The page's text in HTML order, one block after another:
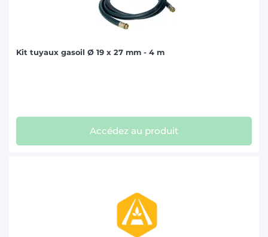
Kit tuyaux gasoil Ø 19 x 27 mm - 4 m
Accédez au produit